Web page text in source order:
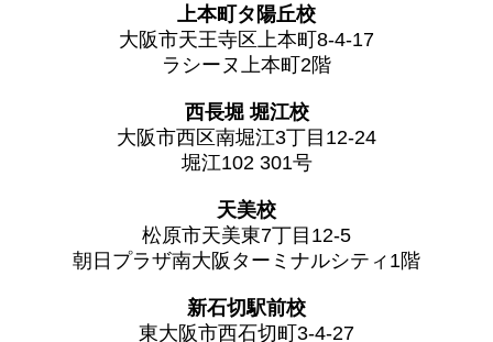
上本町タ陽丘校
大阪市天王寺区上本町8-4-17
ラシーヌ上本町2階
西長堀 堀江校
大阪市西区南堀江3丁目12-24
堀江102 301号
天美校
松原市天美東7丁目12-5
朝日プラザ南大阪ターミナルシティ1階
新石切駅前校
東大阪市西石切町3-4-27